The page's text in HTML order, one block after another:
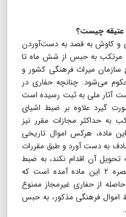
عتیقه چیست؟
حفاری و کاوش به قصد به دست‌آوردن
مرتکب به حبس از شش ماه تا
میراث فرهنگی کشور و
می‌شود. چنانچه حفاری در
آثار ملی به ثبت رسیده است
گیرد علاوه بر ضبط اشیای
به حداکثر مجازات مقرر نیز
ماده، هرکس اموال تاریخی
به دست آورد و طبق مقررات
آن اقدام نکند، به ضبط
اموال مکشوفه محکوم می‌شود. در تبصره ۲ این ماده آمده است که
از حفاری غیرمجاز ممنوع
اموال فرهنگی مذکور، به حبس